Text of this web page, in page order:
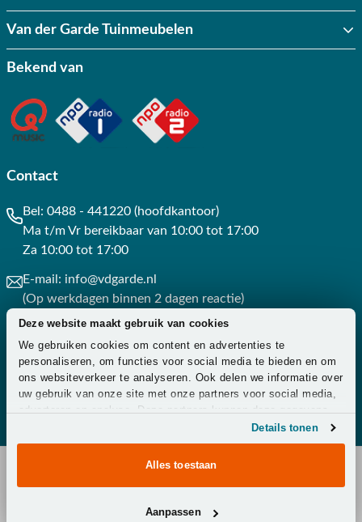
Deze website maakt gebruik van cookies
We gebruiken cookies om content en advertenties te
personaliseren, om functies voor social media te bieden en om
ons websiteverkeer te analyseren. Ook delen we informatie over
uw gebruik van onze site met onze partners voor social media,
adverteren en analyse. Deze partners kunnen deze gegevens
combineren met andere informatie die u aan ze heeft verstrekt
of die ze hebben verzameld op basis van uw gebruik van hun
Details tonen
Alles toestaan
Aanpassen
Van der Garde Tuinmeubelen
Bekend van
Contact
Bel: 0488 - 441220 (hoofdkantoor)
Ma t/m Vr bereikbaar van 10:00 tot 17:00
Za 10:00 tot 17:00
E-mail: info@vdgarde.nl
(Op werkdagen binnen 2 dagen reactie)
Whatsapp: 0488441220
(Op werkdagen binnen 3 uur reactie)
Copyright © 2026 - Van der Garde Tuinmeubelen -